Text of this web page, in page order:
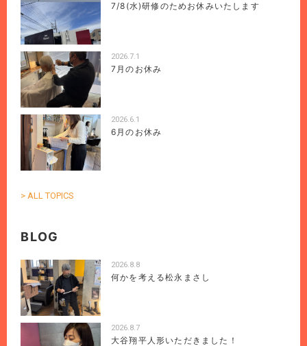
7/8(水)研修のためお休みいたします
2026.7.1
7月のお休み
2026.6.1
6月のお休み
> ALL TOPICS
BLOG
2026.8.8
何かを考える松永まさし
2026.8.7
大谷翔平人形いただきました！